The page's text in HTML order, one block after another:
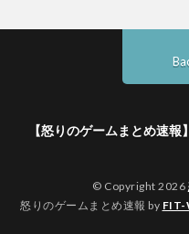
ス
【怒りのゲームまとめ速報
© Copyright 2026
怒りのゲームまとめ速報 by FIT-